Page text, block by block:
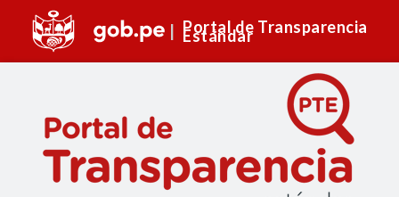
Portal de Transparencia
Estándar